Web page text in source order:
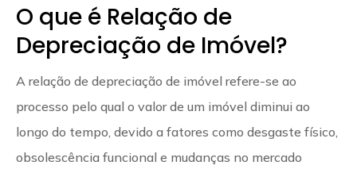
O que é Relação de
Depreciação de Imóvel?
A relação de depreciação de imóvel refere-se ao
processo pelo qual o valor de um imóvel diminui ao
longo do tempo, devido a fatores como desgaste físico,
obsolescência funcional e mudanças no mercado